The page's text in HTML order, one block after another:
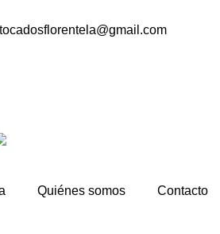
tocadosflorentela@gmail.com
Quiénes somos Contacto